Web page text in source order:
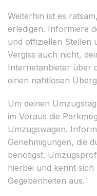
Weiterhin ist es
erledigen. Informiere
und offiziellen Stellen
Vergiss auch nicht,
Internetanbieter über
einen nahtlosen
Um deinen
im Voraus die
Umzugswagen.
Genehmigungen, die
benötigst.
hierbei und kennt
Gegebenheiten aus.